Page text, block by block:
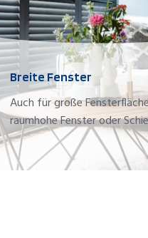
Breite Fenster
Auch für große
raumhohe Fenster oder